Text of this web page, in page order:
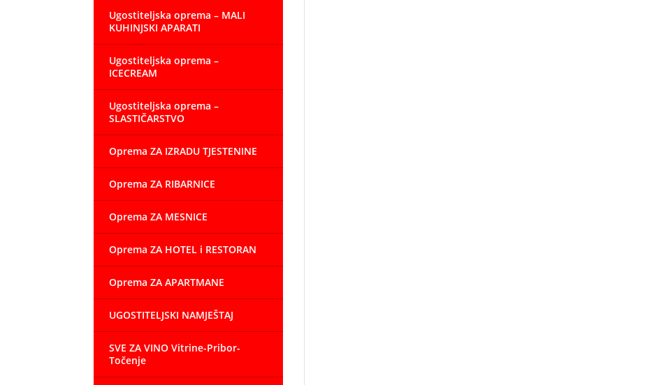
Ugostiteljska oprema – MALI
KUHINJSKI APARATI
Ugostiteljska oprema –
ICECREAM
Ugostiteljska oprema –
SLASTIČARSTVO
Oprema ZA IZRADU TJESTENINE
Oprema ZA RIBARNICE
Oprema ZA MESNICE
Oprema ZA HOTEL i RESTORAN
Oprema ZA APARTMANE
UGOSTITELJSKI NAMJEŠTAJ
SVE ZA VINO Vitrine-Pribor-
Točenje